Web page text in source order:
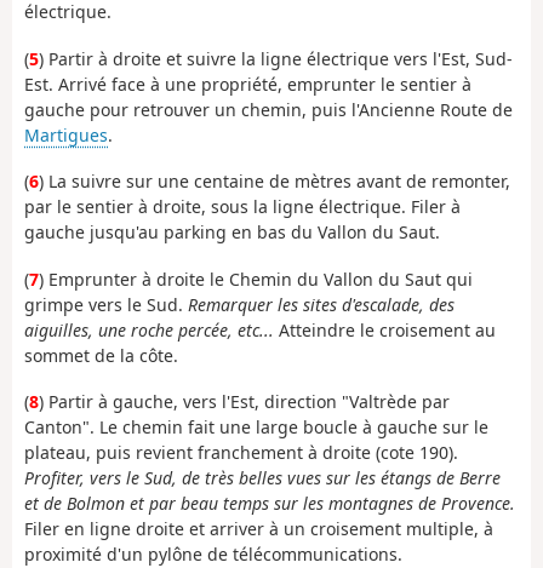
électrique.
(5) Partir à droite et suivre la ligne électrique vers l'Est, Sud-
Est. Arrivé face à une propriété, emprunter le sentier à
gauche pour retrouver un chemin, puis l'Ancienne Route de
Martigues.
(6) La suivre sur une centaine de mètres avant de remonter,
par le sentier à droite, sous la ligne électrique. Filer à
gauche jusqu'au parking en bas du Vallon du Saut.
(7) Emprunter à droite le Chemin du Vallon du Saut qui
grimpe vers le Sud. Remarquer les sites d'escalade, des
aiguilles, une roche percée, etc... Atteindre le croisement au
sommet de la côte.
(8) Partir à gauche, vers l'Est, direction "Valtrède par
Canton". Le chemin fait une large boucle à gauche sur le
plateau, puis revient franchement à droite (cote 190).
Profiter, vers le Sud, de très belles vues sur les étangs de Berre
et de Bolmon et par beau temps sur les montagnes de Provence.
Filer en ligne droite et arriver à un croisement multiple, à
proximité d'un pylône de télécommunications.